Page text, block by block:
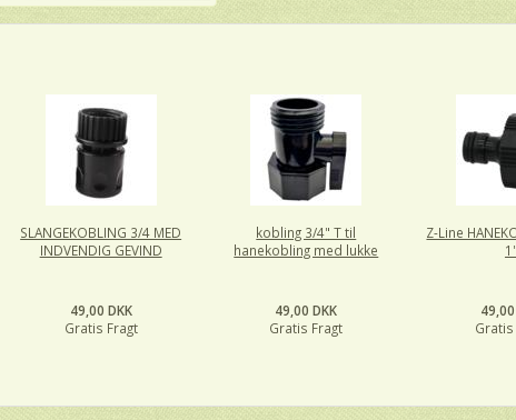
SLANGEKOBLING 3/4 MED
INDVENDIG GEVIND
49,00 DKK
Gratis Fragt
kobling 3/4" T til
hanekobling med lukke
49,00 DKK
Gratis Fragt
Z-Line
1"
Gratis